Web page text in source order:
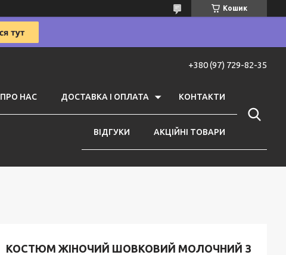
Кошик
+380 (97) 729-82-35
ПРО НАС ДОСТАВКА І ОПЛАТА КОНТАКТИ
ВІДГУКИ АКЦІЙНІ ТОВАРИ
КОСТЮМ ЖІНОЧИЙ ШОВКОВИЙ МОЛОЧНИЙ З